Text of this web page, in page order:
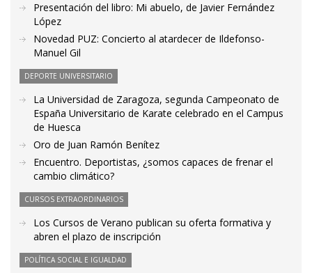
Presentación del libro: Mi abuelo, de Javier Fernández
López
Novedad PUZ: Concierto al atardecer de Ildefonso-
Manuel Gil
DEPORTE UNIVERSITARIO
La Universidad de Zaragoza, segunda Campeonato de
España Universitario de Karate celebrado en el Campus
de Huesca
Oro de Juan Ramón Benítez
Encuentro. Deportistas, ¿somos capaces de frenar el
cambio climático?
CURSOS EXTRAORDINARIOS
Los Cursos de Verano publican su oferta formativa y
abren el plazo de inscripción
POLÍTICA SOCIAL E IGUALDAD